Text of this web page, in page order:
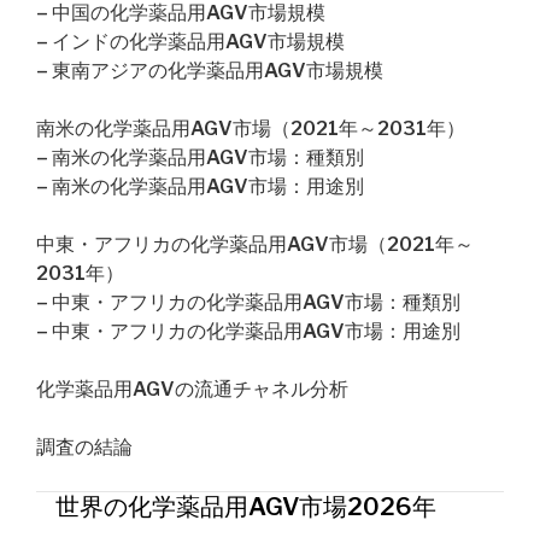
– 中国の化学薬品用AGV市場規模
– インドの化学薬品用AGV市場規模
– 東南アジアの化学薬品用AGV市場規模
南米の化学薬品用AGV市場（2021年～2031年）
– 南米の化学薬品用AGV市場：種類別
– 南米の化学薬品用AGV市場：用途別
中東・アフリカの化学薬品用AGV市場（2021年～
2031年）
– 中東・アフリカの化学薬品用AGV市場：種類別
– 中東・アフリカの化学薬品用AGV市場：用途別
化学薬品用AGVの流通チャネル分析
調査の結論
世界の化学薬品用AGV市場2026年